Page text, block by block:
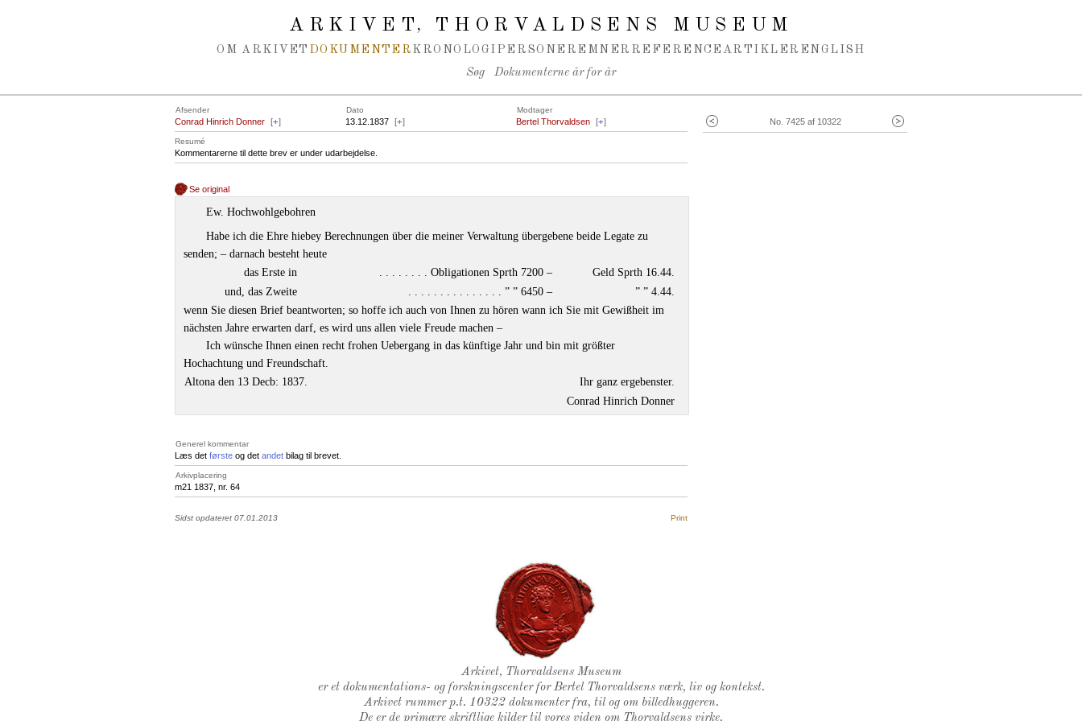
ARKIVET, THORVALDSENS MUSEUM
OM ARKIVET DOKUMENTER KRONOLOGI PERSONER EMNER REFERENCEARTIKLER ENGLISH
Søg Dokumenterne år for år
No. 7425 af 10322
Afsender Dato Modtager
Conrad Hinrich Donner [+] 13.12.1837 [+] Bertel Thorvaldsen [+]
Resumé
Kommentarerne til dette brev er under udarbejdelse.
Se original
Ew. Hochwohlgebohren
Habe ich die Ehre hiebey Berechnungen über die meiner Verwaltung übergebene beide Legate zu
senden; – darnach besteht heute
das Erste in
. . . . . . . . Obligationen Sprth 7200 –
Geld Sprth 16.44.
und, das Zweite
. . . . . . . . . . . . . . . ” ” 6450 –
” ” 4.44.
wenn Sie diesen Brief beantworten; so hoffe ich auch von Ihnen zu hören wann ich Sie mit Gewißheit im
nächsten Jahre erwarten darf, es wird uns allen viele Freude machen –
Ich wünsche Ihnen einen recht frohen Uebergang in das künftige Jahr und bin mit größter
Hochachtung und Freundschaft.
Altona den 13 Decb: 1837.
Ihr ganz ergebenster.
Conrad Hinrich Donner
Generel kommentar
Læs det første og det andet bilag til brevet.
Arkivplacering
m21 1837, nr. 64
Sidst opdateret 07.01.2013 Print
Thorvaldsens Segl
Arkivet, Thorvaldsens Museum
er et dokumentations- og forskningscenter for Bertel Thorvaldsens værk, liv og kontekst.
Arkivet rummer p.t. 10322 dokumenter fra, til og om billedhuggeren.
De er de primære skriftlige kilder til vores viden om Thorvaldsens virke.